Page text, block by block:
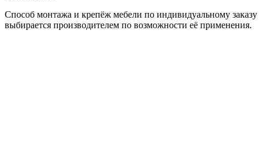
Способ монтажа и крепёж мебели по индивидуальному заказу
выбирается производителем по возможности её применения.